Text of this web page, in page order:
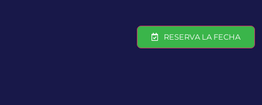
RESERVA LA FECHA